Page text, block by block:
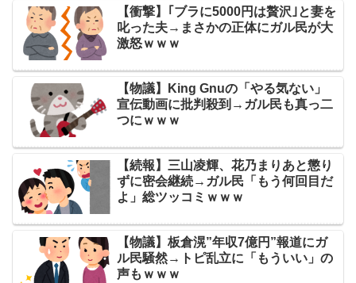
【衝撃】｢ブラに5000円は贅沢｣と妻を
叱った夫→まさかの正体にガル民が大
激怒ｗｗｗ
【物議】King Gnuの「やる気ない」
宣伝動画に批判殺到→ガル民も真っ二
つにｗｗｗ
【続報】三山凌輝、花乃まりあと懲り
ずに密会継続→ガル民「もう何回目だ
よ」総ツッコミｗｗｗ
【物議】板倉滉”年収7億円”報道にガ
ル民騒然→トピ乱立に「もういい」の
声もｗｗｗ